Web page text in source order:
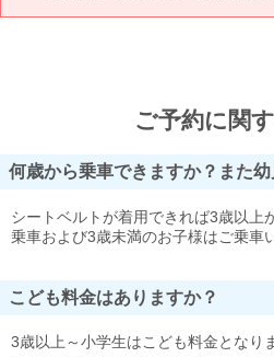
ご予約に関
何歳から乗車できますか？また
シートベルトが着用できれば3歳以上
乗車および3歳未満のお子様はご乗車
こども料金はありますか？
3歳以上～小学生はこども料金となり